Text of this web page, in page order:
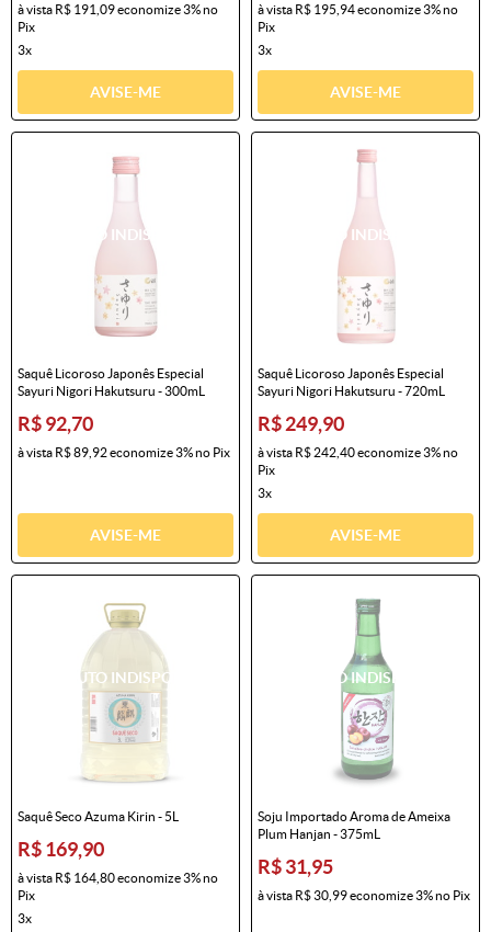
à vista R$ 191,09economize3%no
Pix
3x
AVISE-ME
à vista R$ 195,94economize3%no
Pix
3x
AVISE-ME
Saquê Licoroso Japonês Especial
Sayuri Nigori Hakutsuru - 300mL
R$ 92,70
à vista R$ 89,92economize3%no Pix
AVISE-ME
Saquê Licoroso Japonês Especial
Sayuri Nigori Hakutsuru - 720mL
R$ 249,90
à vista R$ 242,40economize3%no
Pix
3x
AVISE-ME
Saquê Seco Azuma Kirin - 5L
R$ 169,90
à vista R$ 164,80economize3%no
Pix
3x
Soju Importado Aroma de Ameixa
Plum Hanjan - 375mL
R$ 31,95
à vista R$ 30,99economize3%no Pix